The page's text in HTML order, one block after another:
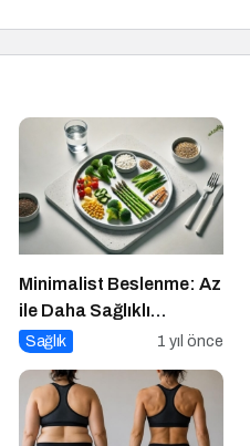
Minimalist Beslenme: Az
ile Daha Sağlıklı
Yaşamak
Sağlık 1 yıl önce